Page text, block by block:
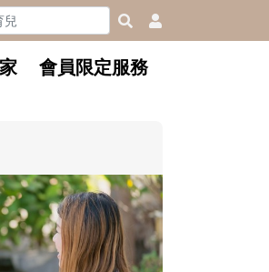
會員限定服務
的那個男人│讀
樣